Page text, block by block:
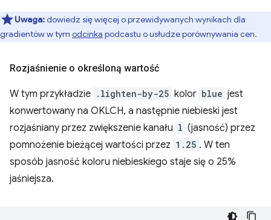
Uwaga:dowiedz się więcej o przewidywanych wynikach dla
gradientów w tym odcinka podcastu o usłudze porównywania cen.
Rozjaśnienie o określoną wartość
W tym przykładzie .lighten-by-25 kolor blue jest
konwertowany na OKLCH, a następnie niebieski jest
rozjaśniany przez zwiększenie kanału l (jasność) przez
pomnożenie bieżącej wartości przez 1.25 . W ten
sposób jasność koloru niebieskiego staje się o 25%
jaśniejsza.